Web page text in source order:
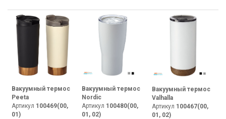
Вакуумный термос
Peeta
Артикул 100469(00,
01)
Вакуумный термос
Nordic
Артикул 100480(00,
01, 02)
Вакуумный термос
Valhalla
Артикул 100467(00,
01, 02)